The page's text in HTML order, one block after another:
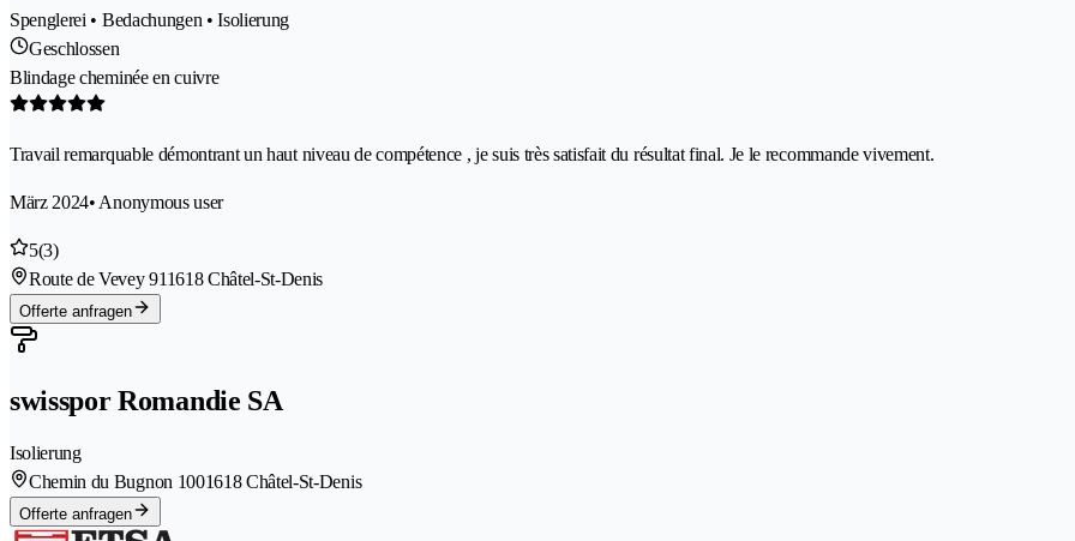
Spenglerei • Bedachungen • Isolierung
Geschlossen
Blindage cheminée en cuivre
Travail remarquable démontrant un haut niveau de compétence , je suis très satisfait du résultat final. Je le recommande vivement.
März 2024• Anonymous user
5(3)
Route de Vevey 911618 Châtel-St-Denis
Offerte anfragen
swisspor Romandie SA
Isolierung
Chemin du Bugnon 1001618 Châtel-St-Denis
Offerte anfragen